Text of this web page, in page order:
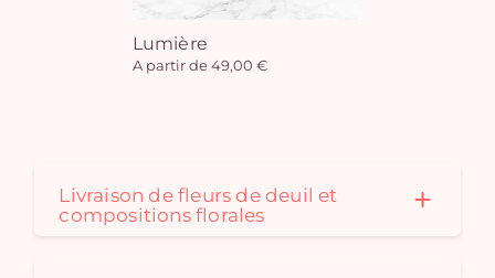
Lumière
A partir de 49,00 €
Livraison de fleurs de deuil et
compositions florales